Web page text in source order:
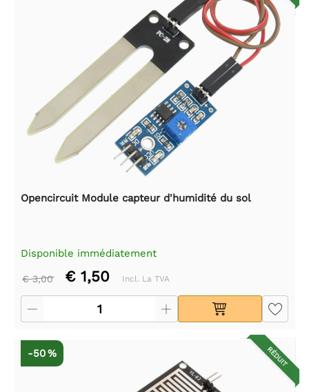
Opencircuit Module capteur d'humidité du sol
Disponible immédiatement
€ 3,00 € 1,50 Incl. La TVA
RÉDUIT
-50 %